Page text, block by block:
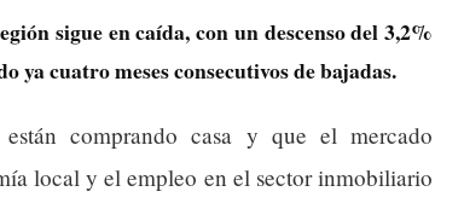
sigue en caída, con un descenso del 3,2%
ya cuatro meses consecutivos de bajadas.
comprando casa y que el mercado
local y el empleo en el sector inmobiliario